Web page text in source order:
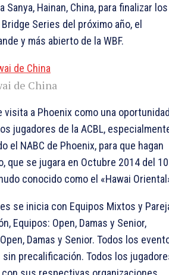
Sanya, Hainan, China, para finalizar los
Series del próximo año, el
y más abierto de la WBF.
de China
visita a Phoenix como una
jugadores de la ACBL,
el NABC de Phoenix, para que hagan
que se jugara en Octubre 2014 del
conocido como el «Hawai
se inicia con Equipos Mixtos y
Equipos: Open, Damas y Senior,
Damas y Senior. Todos los
precalificación. Todos los